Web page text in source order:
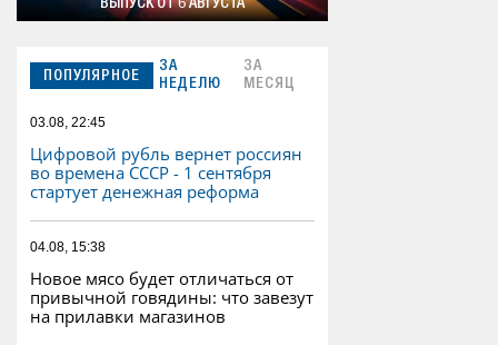
ВЫПУСК ОТ 6 АВГУСТА
ПОПУЛЯРНОЕ
ЗА
НЕДЕЛЮ
ЗА
МЕСЯЦ
03.08, 22:45
Цифровой рубль вернет россиян
во времена СССР - 1 сентября
стартует денежная реформа
04.08, 15:38
Новое мясо будет отличаться от
привычной говядины: что завезут
на прилавки магазинов